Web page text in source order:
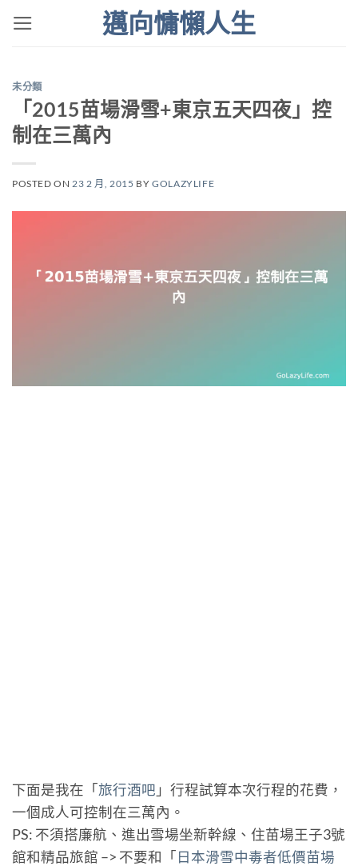
邁向慵懶人生
未分類
「2015苗場滑雪+東京五天四夜」控
制在三萬內
POSTED ON23 2 月, 2015 BYGOLAZYLIFE
下面是我在「旅行酒吧 」行程試算本次行程的花費，
一個成人可控制在三萬內。
PS: 不須搭廉航、進出雪場坐新幹線、住苗場王子3號
館和精品旅館 –> 不要和「日本滑雪中毒者低價苗場